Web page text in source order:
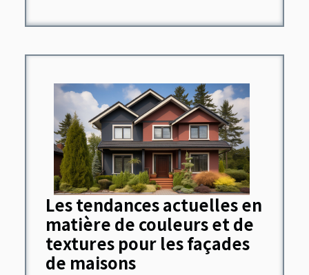
Les tendances actuelles en
matière de couleurs et de
textures pour les façades
de maisons